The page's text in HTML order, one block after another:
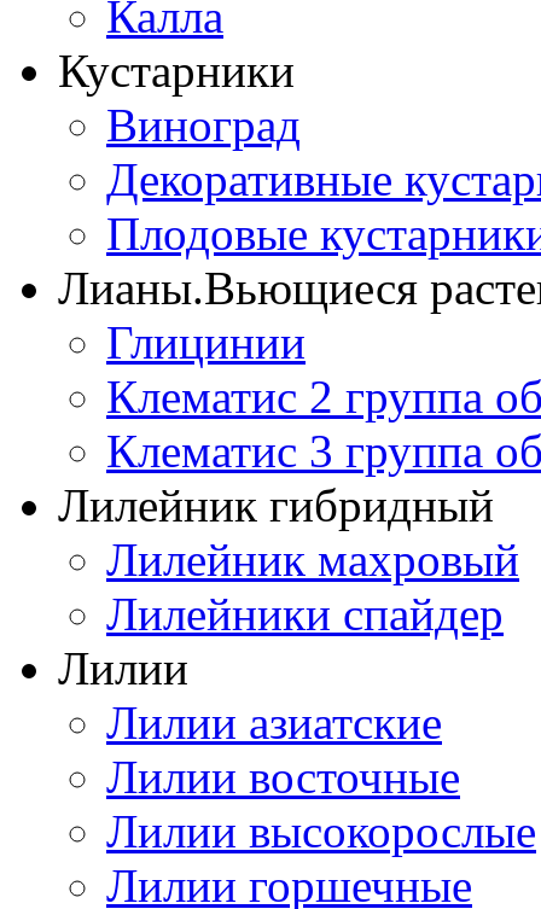
Калла
Кустарники
Виноград
Декоративные
Плодовые
Лианы.Вьющиеся
Глицинии
Клематис 2 группа
Клематис 3 группа
Лилейник гибридный
Лилейник махровый
Лилейники спайдер
Лилии
Лилии азиатские
Лилии восточные
Лилии высокорослые
Лилии горшечные